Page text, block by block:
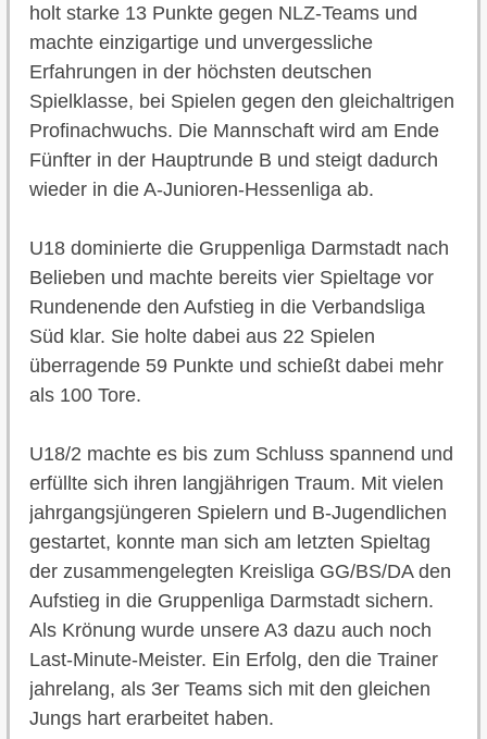
holt starke 13 Punkte gegen NLZ-Teams und
machte einzigartige und unvergessliche
Erfahrungen in der höchsten deutschen
Spielklasse, bei Spielen gegen den gleichaltrigen
Profinachwuchs. Die Mannschaft wird am Ende
Fünfter in der Hauptrunde B und steigt dadurch
wieder in die A-Junioren-Hessenliga ab.
U18 dominierte die Gruppenliga Darmstadt nach
Belieben und machte bereits vier Spieltage vor
Rundenende den Aufstieg in die Verbandsliga
Süd klar. Sie holte dabei aus 22 Spielen
überragende 59 Punkte und schießt dabei mehr
als 100 Tore.
U18/2 machte es bis zum Schluss spannend und
erfüllte sich ihren langjährigen Traum. Mit vielen
jahrgangsjüngeren Spielern und B-Jugendlichen
gestartet, konnte man sich am letzten Spieltag
der zusammengelegten Kreisliga GG/BS/DA den
Aufstieg in die Gruppenliga Darmstadt sichern.
Als Krönung wurde unsere A3 dazu auch noch
Last-Minute-Meister. Ein Erfolg, den die Trainer
jahrelang, als 3er Teams sich mit den gleichen
Jungs hart erarbeitet haben.